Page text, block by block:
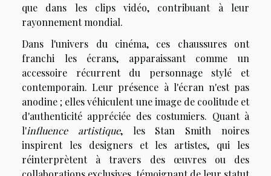
que dans les clips vidéo, contribuant à leur
rayonnement mondial.
Dans l'univers du cinéma, ces chaussures ont
franchi les écrans, apparaissant comme un
accessoire récurrent du personnage stylé et
contemporain. Leur présence à l'écran n'est pas
anodine ; elles véhiculent une image de coolitude et
d'authenticité appréciée des costumiers. Quant à
l'influence artistique, les Stan Smith noires
inspirent les designers et les artistes, qui les
réinterprètent à travers des œuvres ou des